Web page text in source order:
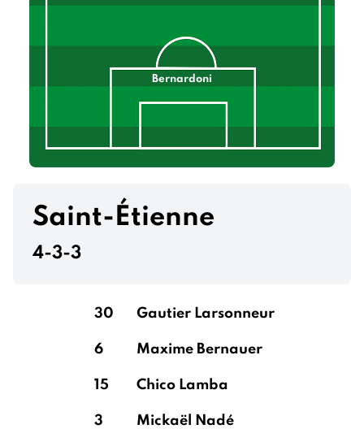
Bernardoni
Saint-Étienne
4-3-3
30 Gautier Larsonneur
6 Maxime Bernauer
15 Chico Lamba
3 Mickaël Nadé